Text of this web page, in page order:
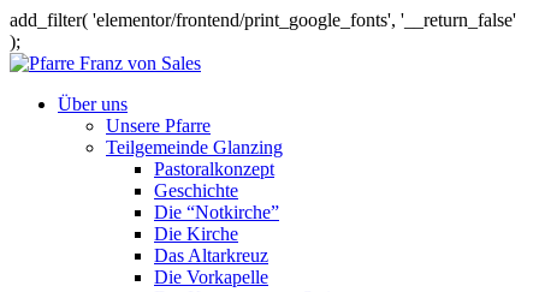
add_filter( 'elementor/frontend/print_google_fonts', '__return_false'
);
Über uns
Unsere Pfarre
Teilgemeinde Glanzing
Pastoralkonzept
Geschichte
Die “Notkirche”
Die Kirche
Das Altarkreuz
Die Vorkapelle